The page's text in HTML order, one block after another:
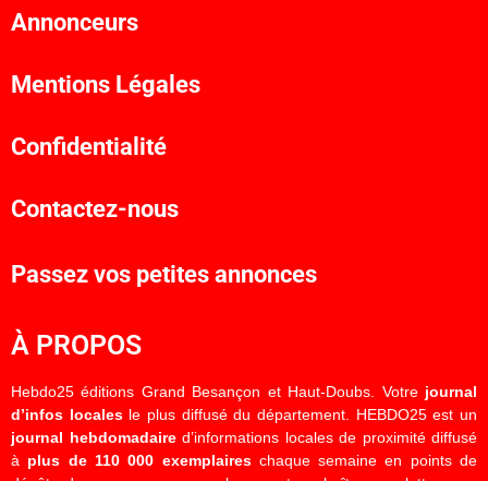
Annonceurs
Mentions Légales
Confidentialité
Contactez-nous
Passez vos petites annonces
À PROPOS
Hebdo25 éditions Grand Besançon et Haut-Doubs. Votre journal
d’infos localesle plus diffusé du département. HEBDO25 est un
journal hebdomadaired’informations locales de proximité diffusé
à plus de 110 000 exemplaireschaque semaine en points de